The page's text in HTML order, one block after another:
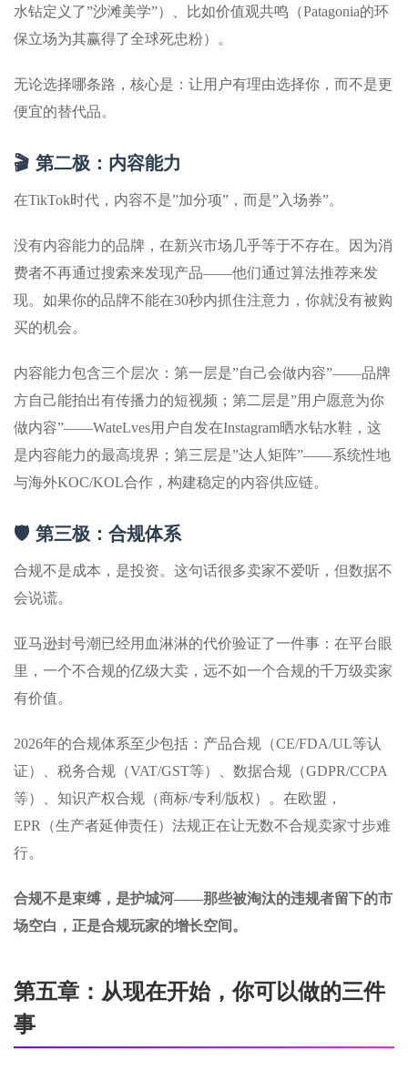
水钻定义了”沙滩美学”）、比如价值观共鸣（Patagonia的环
保立场为其赢得了全球死忠粉）。
无论选择哪条路，核心是：让用户有理由选择你，而不是更
便宜的替代品。
🎬 第二极：内容能力
在TikTok时代，内容不是”加分项”，而是”入场券”。
没有内容能力的品牌，在新兴市场几乎等于不存在。因为消
费者不再通过搜索来发现产品——他们通过算法推荐来发
现。如果你的品牌不能在30秒内抓住注意力，你就没有被购
买的机会。
内容能力包含三个层次：第一层是”自己会做内容”——品牌
方自己能拍出有传播力的短视频；第二层是”用户愿意为你
做内容”——WateLves用户自发在Instagram晒水钻水鞋，这
是内容能力的最高境界；第三层是”达人矩阵”——系统性地
与海外KOC/KOL合作，构建稳定的内容供应链。
🛡️ 第三极：合规体系
合规不是成本，是投资。这句话很多卖家不爱听，但数据不
会说谎。
亚马逊封号潮已经用血淋淋的代价验证了一件事：在平台眼
里，一个不合规的亿级大卖，远不如一个合规的千万级卖家
有价值。
2026年的合规体系至少包括：产品合规（CE/FDA/UL等认
证）、税务合规（VAT/GST等）、数据合规（GDPR/CCPA
等）、知识产权合规（商标/专利/版权）。在欧盟，
EPR（生产者延伸责任）法规正在让无数不合规卖家寸步难
行。
合规不是束缚，是护城河——那些被淘汰的违规者留下的市
场空白，正是合规玩家的增长空间。
第五章：从现在开始，你可以做的三件
事